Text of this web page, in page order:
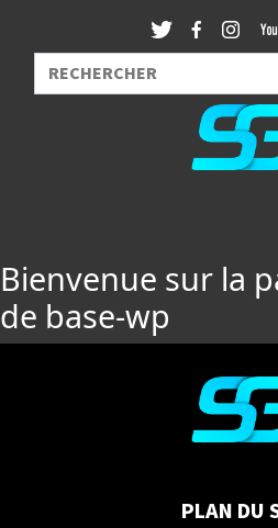
Bienvenue sur la
de base-wp
PLAN DU